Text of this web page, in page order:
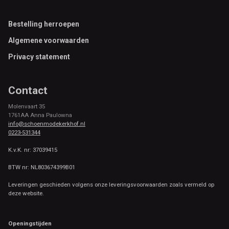
Footer
Bestelling herroepen
Algemene voorwaarden
Privacy statement
Contact
Molenvaart 35
1761AA Anna Paulowna
info@schoenmodekerkhof.nl
0223-531344
K.v.K. nr: 37039415
BTW nr: NL803674399B01
Leveringen geschieden volgens onze leveringsvoorwaarden zoals vermeld op
deze website.
Openingstijden